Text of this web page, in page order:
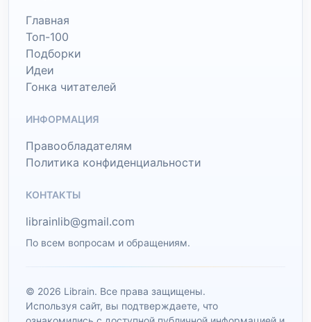
Главная
Топ-100
Подборки
Идеи
Гонка читателей
ИНФОРМАЦИЯ
Правообладателям
Политика конфиденциальности
КОНТАКТЫ
librainlib@gmail.com
По всем вопросам и обращениям.
© 2026 Librain. Все права защищены.
Используя сайт, вы подтверждаете, что